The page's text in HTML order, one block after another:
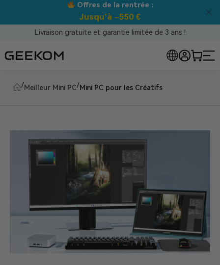
Meilleur prix garanti tous canaux !
Livraison gratuite et garantie limitée de 3 ans !
/Meilleur Mini PC/Mini PC pour les Créatifs